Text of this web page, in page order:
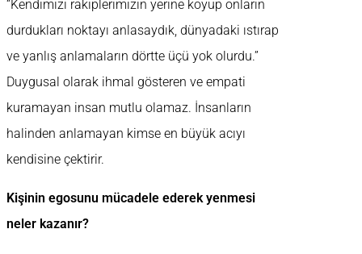
“Kendimizi rakiplerimizin yerine koyup onların
durdukları noktayı anlasaydık, dünyadaki ıstırap
ve yanlış anlamaların dörtte üçü yok olurdu.”
Duygusal olarak ihmal gösteren ve empati
kuramayan insan mutlu olamaz. İnsanların
halinden anlamayan kimse en büyük acıyı
kendisine çektirir.
Kişinin egosunu mücadele ederek yenmesi
neler kazanır?